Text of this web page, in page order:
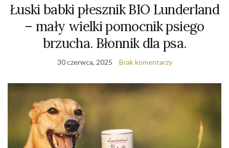
Łuski babki płesznik BIO Lunderland
– mały wielki pomocnik psiego
brzucha. Błonnik dla psa.
30 czerwca, 2025 Brak komentarzy